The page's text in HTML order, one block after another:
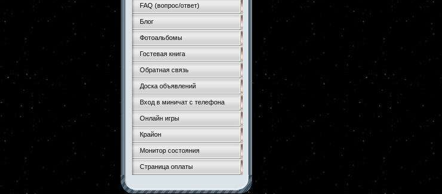
FAQ (вопрос/ответ)
Блог
Фотоальбомы
Гостевая книга
Обратная связь
Доска объявлений
Вход в миничат с телефона
Онлайн игры
Крайон
Монитор состояния
Страница оплаты